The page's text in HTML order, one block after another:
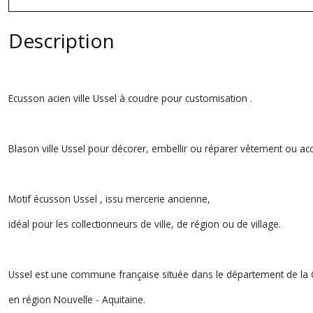
Description
Ecusson acien ville Ussel à coudre pour customisation .
Blason ville Ussel pour décorer, embellir ou réparer vêtement ou
Motif écusson Ussel , issu mercerie ancienne,
idéal pour les collectionneurs de ville, de région ou de village.
Ussel est une commune française située dans le département de la
en région Nouvelle - Aquitaine.